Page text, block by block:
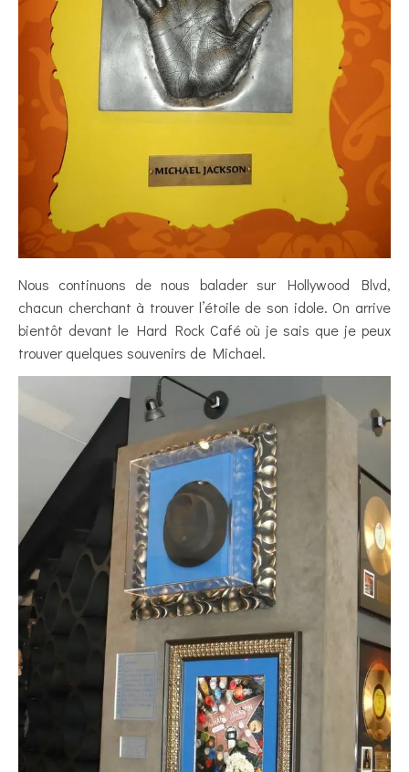
Nous continuons de nous balader sur Hollywood Blvd,
chacun cherchant à trouver l’étoile de son idole. On arrive
bientôt devant le Hard Rock Café où je sais que je peux
trouver quelques souvenirs de Michael.